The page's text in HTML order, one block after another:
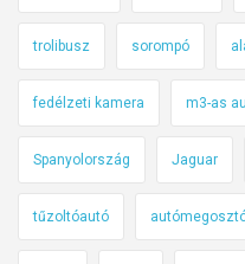
trolibusz sorompó
fedélzeti kamera m3-as
Spanyolország Jaguar
tűzoltóautó